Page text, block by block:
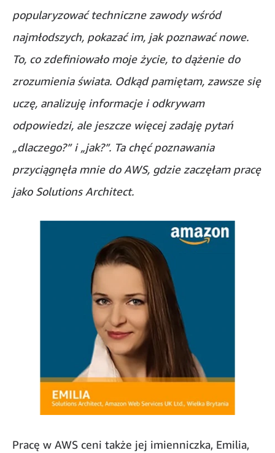
popularyzować techniczne zawody wśród
najmłodszych, pokazać im, jak poznawać nowe.
To, co zdefiniowało moje życie, to dążenie do
zrozumienia świata. Odkąd pamiętam, zawsze się
uczę, analizuję informacje i odkrywam
odpowiedzi, ale jeszcze więcej zadaję pytań
„dlaczego?” i „jak?”. Ta chęć poznawania
przyciągnęła mnie do AWS, gdzie zaczęłam pracę
jako Solutions Architect.
Pracę w AWS ceni także jej imienniczka, Emilia,